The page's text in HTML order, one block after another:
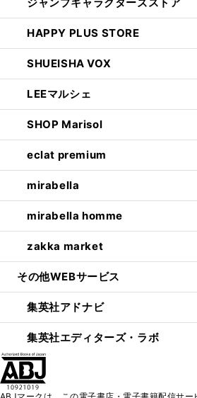
HAPPY PLUS STORE
SHUEISHA VOX
LEEマルシェ
SHOP Marisol
eclat premium
mirabella
mirabella homme
zakka market
その他WEBサービス
集英社アドナビ
集英社エディターズ・ラボ